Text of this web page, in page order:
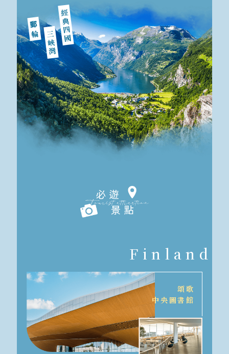
經典四國
三峽灣
郵輪
Finland
頌歌
中央圖書館